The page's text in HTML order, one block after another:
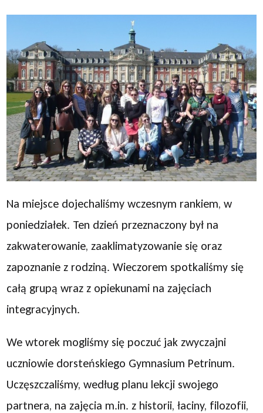
Na miejsce dojechaliśmy wczesnym rankiem, w
poniedziałek. Ten dzień przeznaczony był na
zakwaterowanie, zaaklimatyzowanie się oraz
zapoznanie z rodziną. Wieczorem spotkaliśmy się
całą grupą wraz z opiekunami na zajęciach
integracyjnych.
We wtorek mogliśmy się poczuć jak zwyczajni
uczniowie dorsteńskiego Gymnasium Petrinum.
Uczęszczaliśmy, według planu lekcji swojego
partnera, na zajęcia m.in. z historii, łaciny, filozofii,